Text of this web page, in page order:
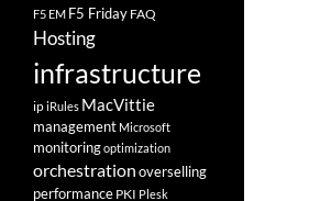
F5 EM F5 Friday FAQ
Hosting
infrastructure
ipiRules MacVittie
management Microsoft
monitoringoptimization
orchestrationoverselling
performance PKI Plesk